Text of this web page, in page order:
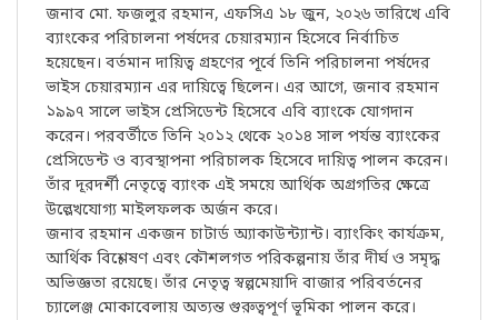
জনাব মো. ফজলুর রহমান, এফসিএ ১৮ জুন, ২০২৬ তারিখে এবি
ব্যাংকের পরিচালনা পর্ষদের চেয়ারম্যান হিসেবে নির্বাচিত
হয়েছেন। বর্তমান দায়িত্ব গ্রহণের পূর্বে তিনি পরিচালনা পর্ষদের
ভাইস চেয়ারম্যান এর দায়িত্বে ছিলেন। এর আগে, জনাব রহমান
১৯৯৭ সালে ভাইস প্রেসিডেন্ট হিসেবে এবি ব্যাংকে যোগদান
করেন। পরবর্তীতে তিনি ২০১২ থেকে ২০১৪ সাল পর্যন্ত ব্যাংকের
প্রেসিডেন্ট ও ব্যবস্থাপনা পরিচালক হিসেবে দায়িত্ব পালন করেন।
তাঁর দূরদর্শী নেতৃত্বে ব্যাংক এই সময়ে আর্থিক অগ্রগতির ক্ষেত্রে
উল্লেখযোগ্য মাইলফলক অর্জন করে।
জনাব রহমান একজন চাটার্ড অ্যাকাউন্ট্যান্ট। ব্যাংকিং কার্যক্রম,
আর্থিক বিশ্লেষণ এবং কৌশলগত পরিকল্পনায় তাঁর দীর্ঘ ও সমৃদ্ধ
অভিজ্ঞতা রয়েছে। তাঁর নেতৃত্ব স্বল্পমেয়াদি বাজার পরিবর্তনের
চ্যালেঞ্জ মোকাবেলায় অত্যন্ত গুরুত্বপূর্ণ ভূমিকা পালন করে।